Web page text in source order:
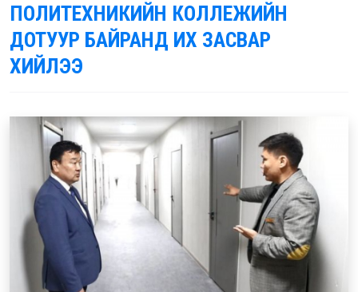
ПОЛИТЕХНИКИЙН КОЛЛЕЖИЙН
ДОТУУР БАЙРАНД ИХ ЗАСВАР
ХИЙЛЭЭ